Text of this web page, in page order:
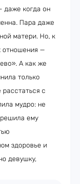
даже когда он
Пара даже
матери. Но, к
отношения —
А как же
только
с
мудро: не
ему
здоровье и
девушку,